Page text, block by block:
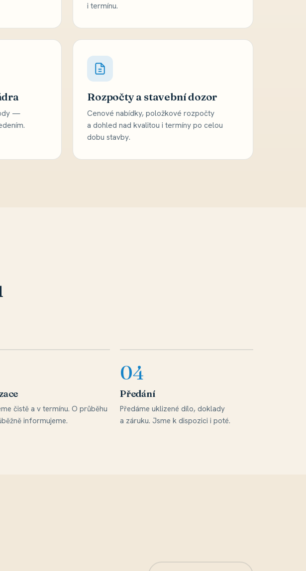
i termínu.
—
Rozpočty a stavební dozor
Cenové nabídky, položkové rozpočty
a dohled nad kvalitou i termíny po celou
dobu stavby.
čistě a v termínu. O průběhu
informujeme.
Předání
Předáme uklizené dílo, doklady
a záruku. Jsme k dispozici i poté.